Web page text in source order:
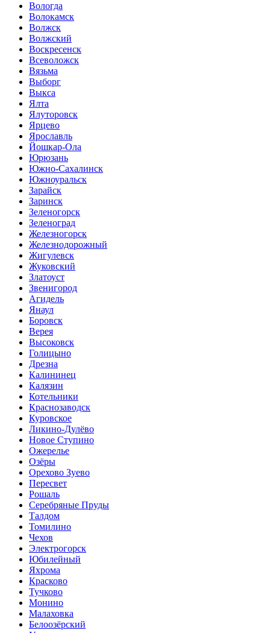
Вологда
Волокамск
Волжск
Волжский
Воскресенск
Всеволожск
Вязьма
Выборг
Выкса
Ялта
Ялуторовск
Ярцево
Ярославль
Йошкар-Ола
Юрюзань
Южно-Сахалинск
Южноуральск
Зарайск
Заринск
Зеленогорск
Зеленоград
Железногорск
Железнодорожный
Жигулевск
Жуковский
Златоуст
Звенигород
Агидель
Янаул
Боровск
Верея
Высоковск
Голицыно
Дрезна
Калининец
Калязин
Котельники
Краснозаводск
Куровское
Ликино-Дулёво
Новое Ступино
Ожерелье
Озёры
Орехово Зуево
Пересвет
Рошаль
Серебряные Пруды
Талдом
Томилино
Чехов
Электрогорск
Юбилейный
Яхрома
Красково
Тучково
Монино
Малаховка
Белоозёрский